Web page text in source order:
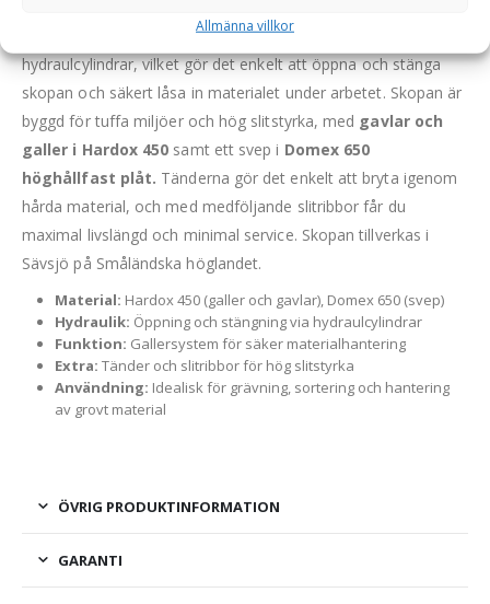
Allmänna villkor
gallersystem framför öppningen som styrs av
hydraulcylindrar, vilket gör det enkelt att öppna och stänga
skopan och säkert låsa in materialet under arbetet. Skopan är
byggd för tuffa miljöer och hög slitstyrka, med gavlar och
galler i Hardox 450 samt ett svep i Domex 650
höghållfast plåt. Tänderna gör det enkelt att bryta igenom
hårda material, och med medföljande slitribbor får du
maximal livslängd och minimal service. Skopan tillverkas i
Sävsjö på Småländska höglandet.
Material: Hardox 450 (galler och gavlar), Domex 650 (svep)
Hydraulik: Öppning och stängning via hydraulcylindrar
Funktion: Gallersystem för säker materialhantering
Extra: Tänder och slitribbor för hög slitstyrka
Användning: Idealisk för grävning, sortering och hantering
av grovt material
ÖVRIG PRODUKTINFORMATION
GARANTI